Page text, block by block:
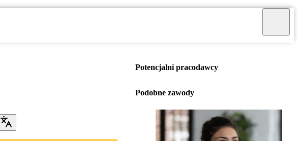
Potencjalni pracodawcy
Podobne zawody